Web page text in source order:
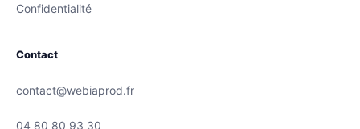
Confidentialité
Contact
contact@webiaprod.fr
04 80 80 93 30